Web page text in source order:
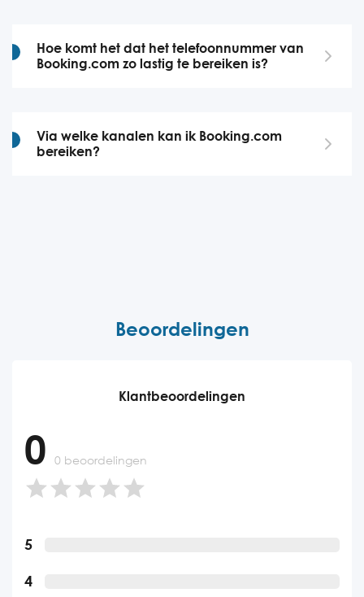
Hoe komt het dat het telefoonnummer van
Booking.com zo lastig te bereiken is?
Via welke kanalen kan ik Booking.com
bereiken?
Beoordelingen
Klantbeoordelingen
5
4
0 0 beoordelingen